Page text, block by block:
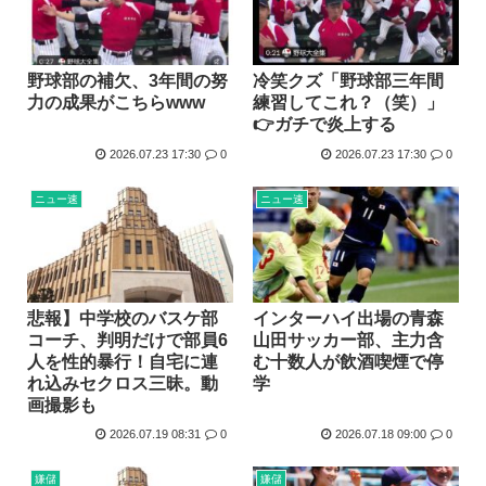
野球部の補欠、3年間の努
力の成果がこちらwww
2026.07.23 17:30 0
冷笑クズ「野球部三年間
練習してこれ？（笑）」
👉ガチで炎上する
2026.07.23 17:30 0
ニュー速
悲報】中学校のバスケ部
コーチ、判明だけで部員6
人を性的暴行！自宅に連
れ込みセクロス三昧。動
画撮影も
2026.07.19 08:31 0
ニュー速
インターハイ出場の青森
山田サッカー部、主力含
む十数人が飲酒喫煙で停
学
2026.07.18 09:00 0
嫌儲 嫌儲